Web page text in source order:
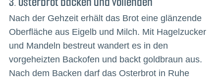
Nach der Gehzeit erhält das Brot eine glänzende
Oberfläche aus Eigelb und Milch. Mit Hagelzucker
und Mandeln bestreut wandert es in den
vorgeheizten Backofen und backt goldbraun aus.
Nach dem Backen darf das Osterbrot in Ruhe